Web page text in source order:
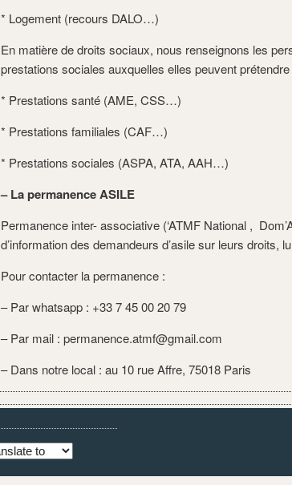
* Logement (recours DALO…)
En matière de droits sociaux, nous renseignons les
prestations sociales auxquelles elles peuvent prétendre
* Prestations santé (AME, CSS…)
* Prestations familiales (CAF…)
* Prestations sociales (ASPA, ATA, AAH…)
– La permanence ASILE
Permanence inter- associative (‘ATMF National ,
d’information des demandeurs d’asile sur leurs droits,
Pour contacter la permanence :
– Par whatsapp : +33 7 45 00 20 79
– Par mail : permanence.atmf@gmail.com
– Dans notre local : au 10 rue Affre, 75018 Paris